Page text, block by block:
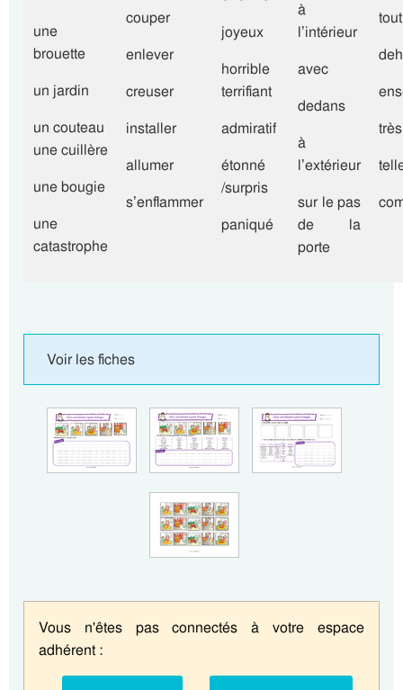
une
brouette
un jardin
un couteau
une cuillère
une bougie
une
catastrophe
couper
enlever
creuser
installer
allumer
s’enflammer
joyeux
horrible
terrifiant
admiratif
étonné
/surpris
paniqué
à
l’intérieur
avec
dedans
à
l’extérieur
sur le pas
de la
porte
tout
très
Voir les fiches
Vous n'êtes pas connectés à votre espace
adhérent :